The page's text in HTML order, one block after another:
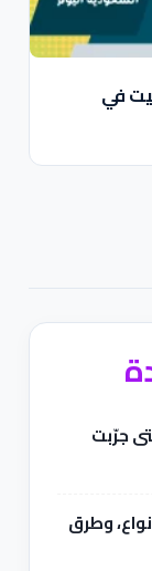
في
جرّبت
وطرق